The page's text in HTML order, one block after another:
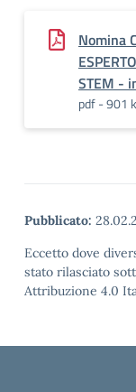
Nomina
STEM -
pdf - 901
Pubblicato:
Eccetto dove
stato rilasciato
Attribuzione 4.0